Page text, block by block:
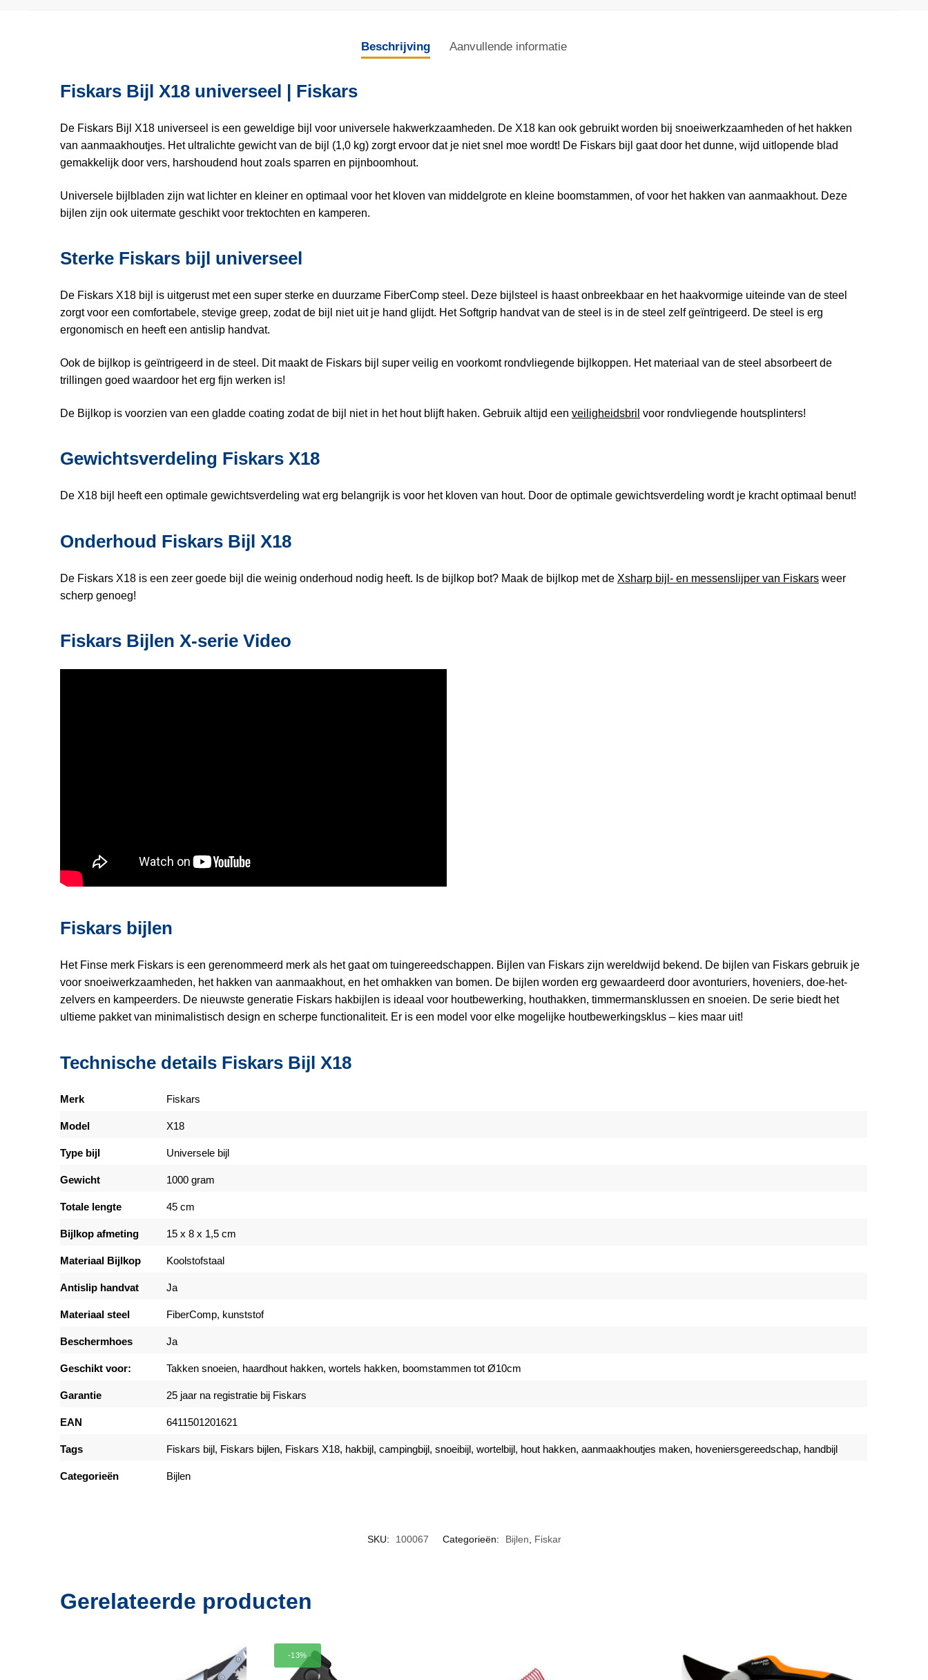
Beschrijving Aanvullende informatie
Fiskars Bijl X18 universeel | Fiskars
De Fiskars Bijl X18 universeel is een geweldige bijl voor universele hakwerkzaamheden. De X18 kan ook gebruikt worden bij snoeiwerkzaamheden of het hakken
van aanmaakhoutjes. Het ultralichte gewicht van de bijl (1,0 kg) zorgt ervoor dat je niet snel moe wordt! De Fiskars bijl gaat door het dunne, wijd uitlopende blad
gemakkelijk door vers, harshoudend hout zoals sparren en pijnboomhout.
Universele bijlbladen zijn wat lichter en kleiner en optimaal voor het kloven van middelgrote en kleine boomstammen, of voor het hakken van aanmaakhout. Deze
bijlen zijn ook uitermate geschikt voor trektochten en kamperen.
Sterke Fiskars bijl universeel
De Fiskars X18 bijl is uitgerust met een super sterke en duurzame FiberComp steel. Deze bijlsteel is haast onbreekbaar en het haakvormige uiteinde van de steel
zorgt voor een comfortabele, stevige greep, zodat de bijl niet uit je hand glijdt. Het Softgrip handvat van de steel is in de steel zelf geïntrigeerd. De steel is erg
ergonomisch en heeft een antislip handvat.
Ook de bijlkop is geïntrigeerd in de steel. Dit maakt de Fiskars bijl super veilig en voorkomt rondvliegende bijlkoppen. Het materiaal van de steel absorbeert de
trillingen goed waardoor het erg fijn werken is!
De Bijlkop is voorzien van een gladde coating zodat de bijl niet in het hout blijft haken. Gebruik altijd eenveiligheidsbril voor rondvliegende houtsplinters!
Gewichtsverdeling Fiskars X18
De X18 bijl heeft een optimale gewichtsverdeling wat erg belangrijk is voor het kloven van hout. Door de optimale gewichtsverdeling wordt je kracht optimaal benut!
Onderhoud Fiskars Bijl X18
De Fiskars X18 is een zeer goede bijl die weinig onderhoud nodig heeft. Is de bijlkop bot? Maak de bijlkop met de Xsharp bijl- en messenslijper van Fiskars weer
scherp genoeg!
Fiskars Bijlen X-serie Video
Fiskars bijlen
Het Finse merk Fiskars is een gerenommeerd merk als het gaat om tuingereedschappen. Bijlen van Fiskars zijn wereldwijd bekend. De bijlen van Fiskars gebruik je
voor snoeiwerkzaamheden, het hakken van aanmaakhout, en het omhakken van bomen. De bijlen worden erg gewaardeerd door avonturiers, hoveniers, doe-het-
zelvers en kampeerders. De nieuwste generatie Fiskars hakbijlen is ideaal voor houtbewerking, houthakken, timmermansklussen en snoeien. De serie biedt het
ultieme pakket van minimalistisch design en scherpe functionaliteit. Er is een model voor elke mogelijke houtbewerkingsklus – kies maar uit!
Technische details Fiskars Bijl X18
Merk Fiskars
Model X18
Type bijl Universele bijl
Gewicht 1000 gram
Totale lengte 45 cm
Bijlkop afmeting 15 x 8 x 1,5 cm
Materiaal Bijlkop Koolstofstaal
Antislip handvat Ja
Materiaal steel FiberComp, kunststof
Beschermhoes Ja
Geschikt voor: Takken snoeien, haardhout hakken, wortels hakken, boomstammen tot Ø10cm
Garantie 25 jaar na registratie bij Fiskars
EAN 6411501201621
Tags Fiskars bijl, Fiskars bijlen, Fiskars X18, hakbijl, campingbijl, snoeibijl, wortelbijl, hout hakken, aanmaakhoutjes maken, hoveniersgereedschap, handbijl
Categorieën Bijlen
SKU: 100067 Categorieën: Bijlen Fiskar
Gerelateerde producten
-13%